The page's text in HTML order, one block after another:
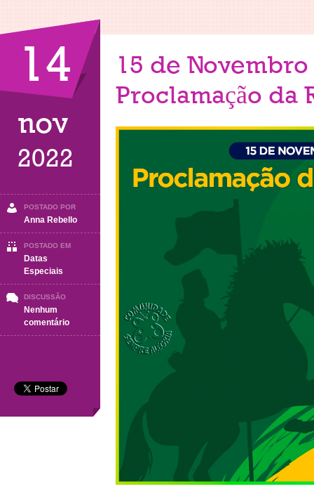
14
nov
2022
POSTADO POR
Anna Rebello
POSTADO EM
Datas
Especiais
DISCUSSÃO
Nenhum
comentárioem
15
República
15 de Novembro
Proclamação da